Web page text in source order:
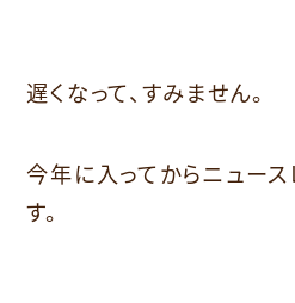
遅くなって、すみません。
今年に入ってからニュー
す。